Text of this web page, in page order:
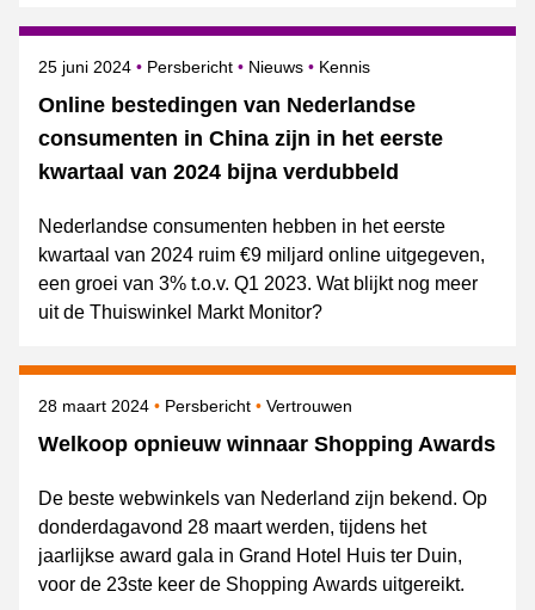
Online bestedingen van Nederlandse
consumenten in China zijn in het eerste
kwartaal van 2024 bijna verdubbeld
Gepubliceerd op
25 juni 2024 Categorie
Persbericht Nieuws Onderwerpen
Kennis
Nederlandse consumenten hebben in het eerste
kwartaal van 2024 ruim €9 miljard online uitgegeven,
een groei van 3% t.o.v. Q1 2023. Wat blijkt nog meer
uit de Thuiswinkel Markt Monitor?
Welkoop opnieuw winnaar Shopping Awards
Gepubliceerd op
28 maart 2024 Categorie
Persbericht Onderwerpen
Vertrouwen
De beste webwinkels van Nederland zijn bekend. Op
donderdagavond 28 maart werden, tijdens het
jaarlijkse award gala in Grand Hotel Huis ter Duin,
voor de 23ste keer de Shopping Awards uitgereikt.